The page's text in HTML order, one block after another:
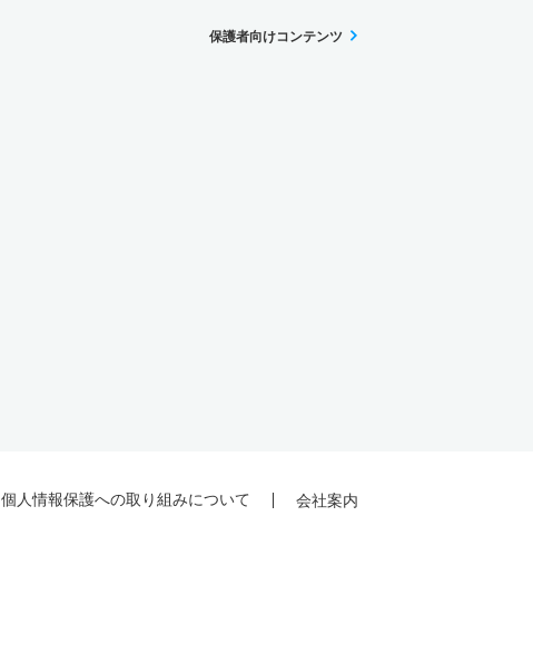
保護者向けコンテンツ
個人情報保護への取り組みについて 会社案内